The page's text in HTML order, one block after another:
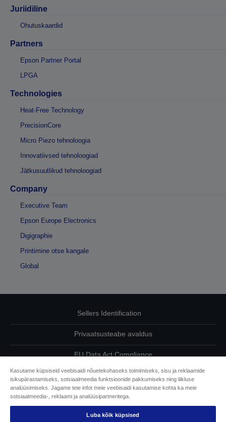
Juriidiline
Ohutuskaardid
Partners
Epson Partner Portal
LPGA
Technologies
Heat-Free Technology
PrecisionCore
Micro Piezo tehnoloogia
Innovatiivsed tehnoloogiad
Jätkusuutlikud tehnoloogiad
Company
Executive Team
Epson Europe Electronics
Digigraphie
Printimine otse kangale
Global
Sellers Identification
Privaatsusteabe avaldus
EU Data Act Compliance
Võtke meiega oma andmete osas ühendust
Cookie Information
Epsoni pühendumine juurdepääsetavusele
Kasutame küpsiseid veebisaidi nõuetekohaseks toimimiseks, sisu ja reklaamide
isikupärastamiseks, sotsiaalmeedia funktsioonide pakkumiseks ning liikluse
analüüsimiseks. Jagame teie infot meie veebisaidi kasutamise kohta ka meie
sotsiaalmeedia-, reklaami ja analüüsipartneritega.
Luba kõik küpsised